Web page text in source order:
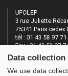
UFOLEP
3 rue Juliette
75341 Paris cedex
tél : 01 43 58 97 71
Fax : 01 43 58 97
LES SITES
Data collection
We use data